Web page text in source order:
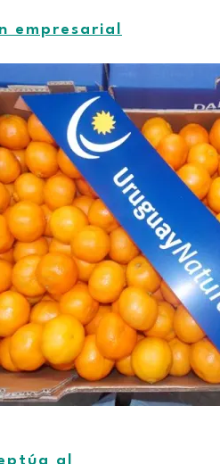
empresarial